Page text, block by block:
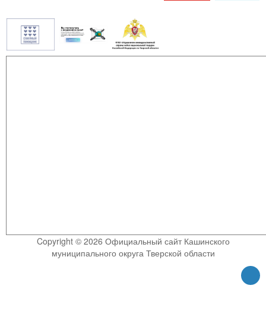
Copyright © 2026 Официальный сайт Кашинского
муниципального округа Тверской области